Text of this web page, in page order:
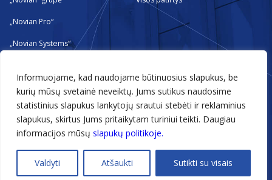
Informuojame, kad naudojame būtinuosius slapukus, be
kurių mūsų svetainė neveiktų. Jums sutikus naudosime
statistinius slapukus lankytojų srautui stebėti ir reklaminius
slapukus, skirtus Jums pritaikytam turiniui teikti. Daugiau
informacijos mūsų slapukų politikoje.
Valdyti Atšaukti Sutikti su visais
„Novian Pro“
„Novian Systems“
„Zissor“
Renginiai
Technologijos, kurios įgalina